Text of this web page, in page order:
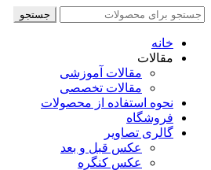
جستجو
جستجو
خانه
مقالات
مقالات آموزشی
مقالات تخصصی
نحوه استفاده از محصولات
فروشگاه
گالری تصاویر
عکس قبل و بعد
عکس کنگره